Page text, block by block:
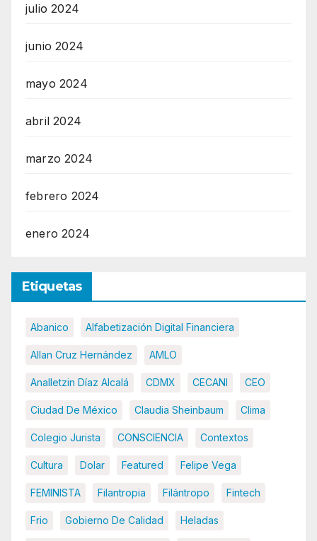
julio 2024
junio 2024
mayo 2024
abril 2024
marzo 2024
febrero 2024
enero 2024
Etiquetas
Abanico Alfabetización Digital Financiera
Allan Cruz Hernández AMLO
Analletzin Díaz Alcalá CDMX CECANI CEO
Ciudad De México Claudia Sheinbaum Clima
Colegio Jurista CONSCIENCIA Contextos
Cultura Dolar Featured Felipe Vega
FEMINISTA Filantropia Filántropo Fintech
Frio Gobierno De Calidad Heladas